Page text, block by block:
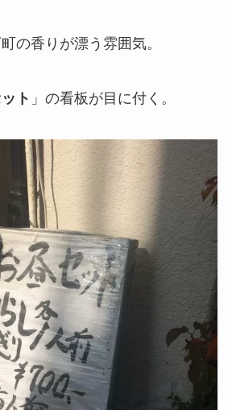
の香りが漂う雰囲気。
ト 」の看板が目に付く。